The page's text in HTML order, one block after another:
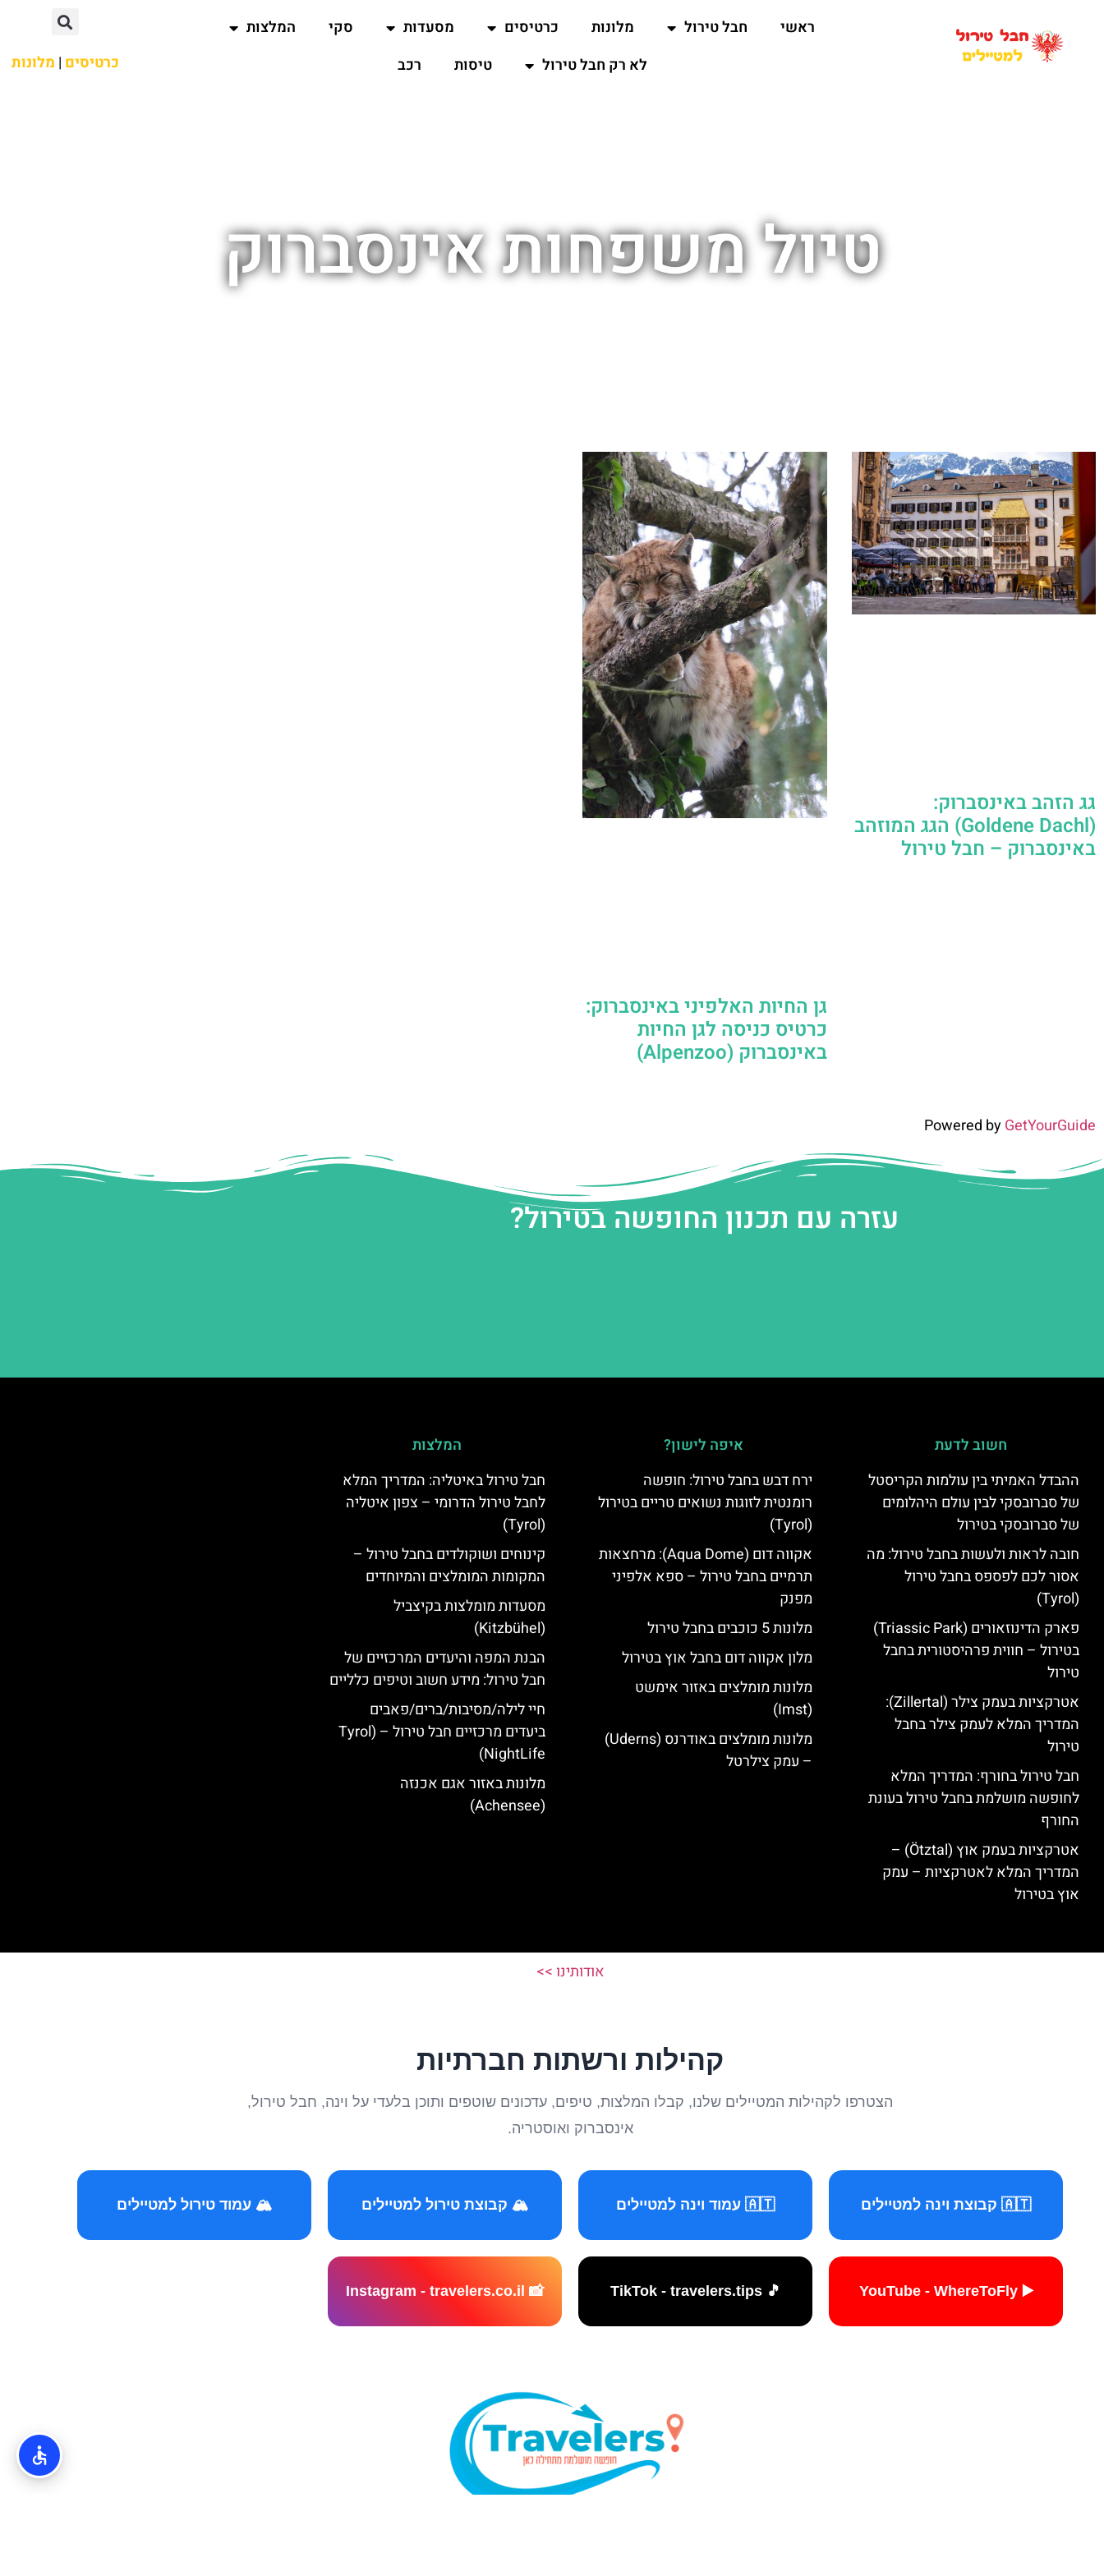
ראשי חבל טירול מלונות כרטיסים מסעדות סקי
המלצות
לא רק חבל טירול
טיסות רכב כרטיסים | מלונות
טיול משפחות אינסברוק
גג הזהב באינסברוק:
(Goldene Dachl) הגג המוזהב
באינסברוק – חבל טירול
גן החיות האלפיני באינסברוק:
כרטיס כניסה לגן החיות
באינסברוק (Alpenzoo)
Powered byGetYourGuide
עזרה עם תכנון החופשה בטירול?
חשוב לדעת
ההבדל האמיתי בין עולמות הקריסטל
של סברובסקי לבין עולם היהלומים
של סברובסקי בטירול
חובה לראות ולעשות בחבל טירול: מה
אסור לכם לפספס בחבל טירול
(Tyrol)
פארק הדינוזאורים (Triassic Park)
בטירול – חווית פרהיסטורית בחבל
טירול
אטרקציות בעמק צילר (Zillertal):
המדריך המלא לעמק צילר בחבל
טירול
חבל טירול בחורף: המדריך המלא
לחופשה מושלמת בחבל טירול בעונת
החורף
אטרקציות בעמק אוץ (Ötztal) –
המדריך המלא לאטרקציות – עמק
אוץ בטירול
איפה לישון?
ירח דבש בחבל טירול: חופשה
רומנטית לזוגות נשואים טריים בטירול
(Tyrol)
אקווה דום (Aqua Dome): מרחצאות
תרמיים בחבל טירול – ספא אלפיני
מפנק
מלונות 5 כוכבים בחבל טירול
מלון אקווה דום בחבל אוץ בטירול
מלונות מומלצים באזור אימשט
(Imst)
מלונות מומלצים באודרנס (Uderns)
– עמק צילרטל
המלצות
חבל טירול באיטליה: המדריך המלא
לחבל טירול הדרומי – צפון איטליה
(Tyrol)
קינוחים ושוקולדים בחבל טירול –
המקומות המומלצים והמיוחדים
מסעדות מומלצות בקיצביל
(Kitzbühel)
הבנת המפה והיעדים המרכזיים של
חבל טירול: מידע חשוב וטיפים כלליים
חיי לילה/מסיבות/ברים/פאבים
ביעדים מרכזיים חבל טירול – (Tyrol
NightLife)
מלונות באזור אגם אכנזה
(Achensee)
אודותינו >>
קהילות ורשתות חברתיות
הצטרפו לקהילות המטיילים שלנו, קבלו המלצות, טיפים, עדכונים שוטפים ותוכן בלעדי על וינה, חבל טירול,
אינסברוק ואוסטריה.
🇦🇹 קבוצת וינה למטיילים 🇦🇹 עמוד וינה למטיילים 🏔️ קבוצת טירול למטיילים 🏔️ עמוד טירול למטיילים
▶️ YouTube - WhereToFly
🎵 TikTok - travelers.tips
📸 Instagram - travelers.co.il